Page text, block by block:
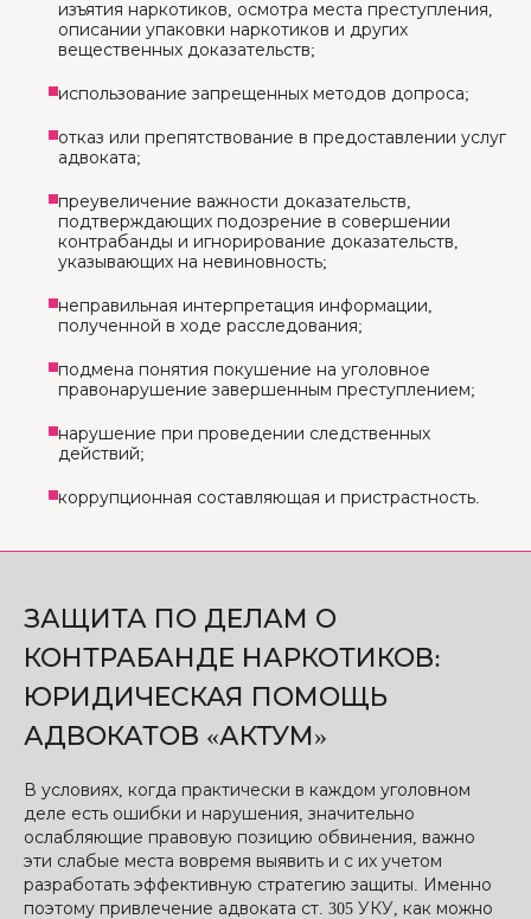
изъятия наркотиков, осмотра места преступления,
описании упаковки наркотиков и других
вещественных доказательств;
использование запрещенных методов допроса;
отказ или препятствование в предоставлении услуг
адвоката;
преувеличение важности доказательств,
подтверждающих подозрение в совершении
контрабанды и игнорирование доказательств,
указывающих на невиновность;
неправильная интерпретация информации,
полученной в ходе расследования;
подмена понятия покушение на уголовное
правонарушение завершенным преступлением;
нарушение при проведении следственных
действий;
коррупционная составляющая и пристрастность.
ЗАЩИТА ПО ДЕЛАМ О
КОНТРАБАНДЕ НАРКОТИКОВ:
ЮРИДИЧЕСКАЯ ПОМОЩЬ
АДВОКАТОВ «АКТУМ»
В условиях, когда практически в каждом уголовном
деле есть ошибки и нарушения, значительно
ослабляющие правовую позицию обвинения, важно
эти слабые места вовремя выявить и с их учетом
разработать эффективную стратегию защиты. Именно
поэтому привлечение адвоката ст. 305 УКУ, как можно